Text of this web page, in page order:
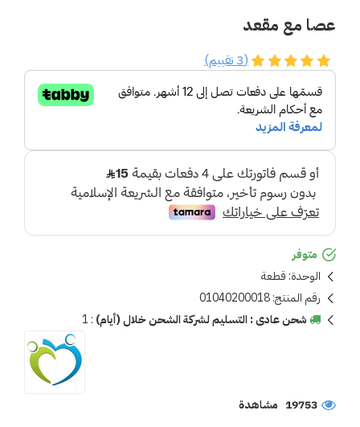
عصا مع مقعد
متوفر
الوحدة: قطعة
رقم المنتج:01040200018
شحن عادى : التسليم لشركة الشحن خلال (أيام) :
1
19753 مشاهدة
(3 تقييم)